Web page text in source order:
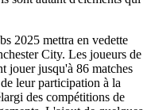
2025 mettra en vedette
City. Les joueurs de
jouer jusqu'à 86 matches
leur participation à la
des compétitions de